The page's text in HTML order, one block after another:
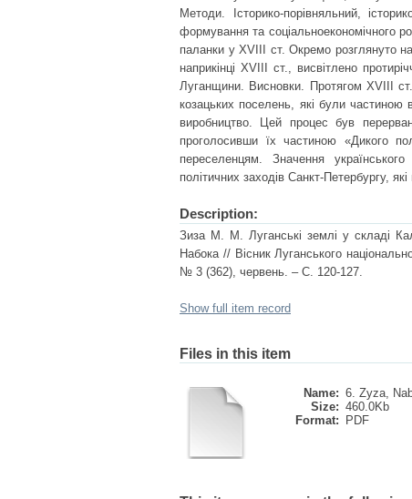
Методи. Історико-порівняльний,
формування та соціальноекономічного
паланки у XVIII ст. Окремо розглянуто
наприкінці XVIII ст., висвітлено
Луганщини. Висновки. Протягом XVIII
козацьких поселень, які були частиною
виробництво. Цей процес був
проголосивши їх частиною «Дикого
переселенцям. Значення
політичних заходів Санкт-Петербургу,
Description:
Зиза М. М. Луганські землі у складі
Набока // Вісник Луганського
№ 3 (362), червень. – С. 120-127.
Show full item record
Files in this item
Name: 6. Zyza,
Size: 460.0Kb
Format:
PDF